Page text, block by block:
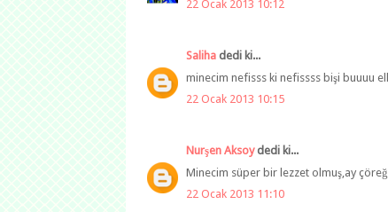
22 Ocak 2013 10:12
Saliha dedi ki...
minecim nefisss ki nefissss bişi buuuu
22 Ocak 2013 10:15
Nurşen Aksoydedi ki...
Minecim süper bir lezzet olmuş,ay
22 Ocak 2013 11:10